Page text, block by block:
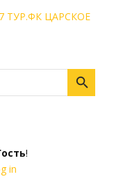
!
in
ТУР.ФК ЦАРСКОЕ